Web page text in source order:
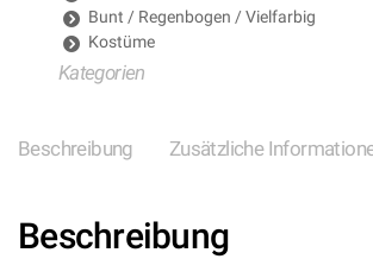
Bunt / Regenbogen / Vielfarbig
Kostüme
Kategorien
Beschreibung Zusätzliche
Beschreibung